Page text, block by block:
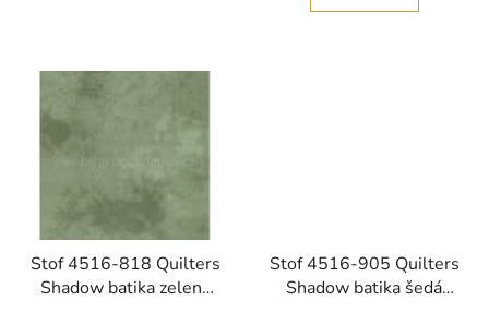
Stof 4516-818 Quilters
Shadow batika zelená
Stof 4516-905 Quilters
Shadow batika šedá